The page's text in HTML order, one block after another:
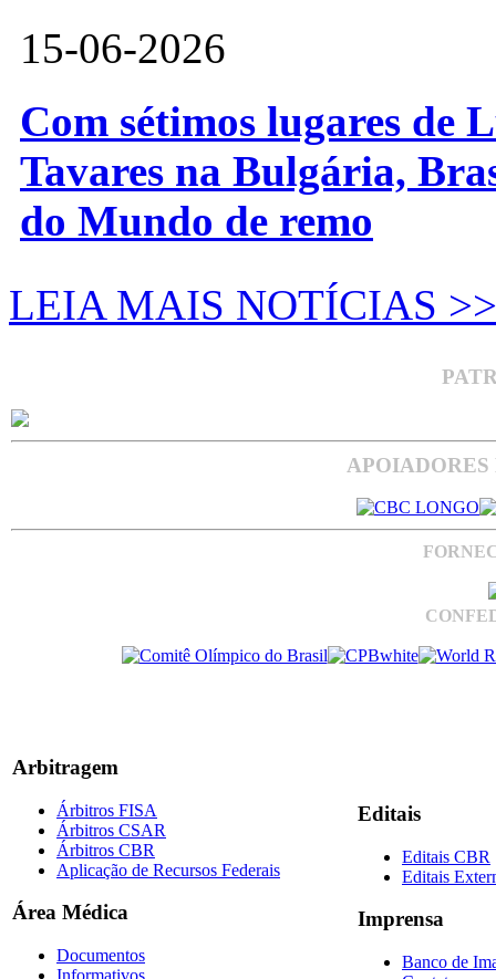
15-06-2026
Com sétimos lugares de
Tavares na Bulgária,
do Mundo de remo
LEIA MAIS NOTÍCIAS >>
Arbitragem
Árbitros FISA
Árbitros CSAR
Árbitros CBR
Aplicação de Recursos Federais
Área Médica
Documentos
Editais
Editais CBR
Editais
Imprensa
Banco de